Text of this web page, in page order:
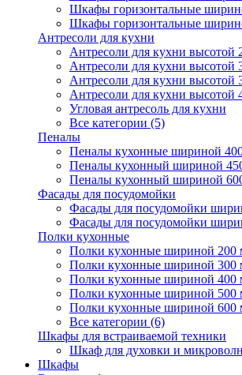
Шкафы горизонтальные
Шкафы горизонтальные
Антресоли для кухни
Антресоли для кухни высотой
Антресоли для кухни высотой
Антресоли для кухни высотой
Антресоли для кухни высотой
Угловая антресоль для кухни
Все категории (5)
Пеналы
Пеналы кухонные шириной
Пеналы кухонный шириной
Пеналы кухонный шириной
Фасады для посудомойки
Фасады для посудомойки
Фасады для посудомойки
Полки кухонные
Полки кухонные шириной 200
Полки кухонные шириной 300
Полки кухонные шириной 400
Полки кухонные шириной 500
Полки кухонные шириной 600
Все категории (6)
Шкафы для встраиваемой техники
Шкаф для духовки и
Шкафы